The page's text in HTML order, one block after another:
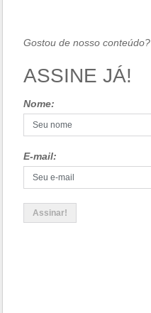
Gostou de nosso conteúdo?
ASSINE JÁ!
Nome:
E-mail: